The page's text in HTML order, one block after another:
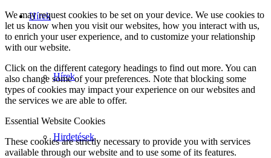
Hírek
Hírek
Hirdetések
We may request cookies to be set on your device. We use cookies to
let us know when you visit our websites, how you interact with us,
to enrich your user experience, and to customize your relationship
with our website.
Click on the different category headings to find out more. You can
also change some of your preferences. Note that blocking some
types of cookies may impact your experience on our websites and
the services we are able to offer.
Essential Website Cookies
These cookies are strictly necessary to provide you with services
available through our website and to use some of its features.